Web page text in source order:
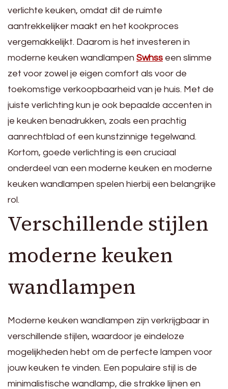
verlichte keuken, omdat dit de ruimte
aantrekkelijker maakt en het kookproces
vergemakkelijkt. Daarom is het investeren in
moderne keuken wandlampen Swhss een slimme
zet voor zowel je eigen comfort als voor de
toekomstige verkoopbaarheid van je huis. Met de
juiste verlichting kun je ook bepaalde accenten in
je keuken benadrukken, zoals een prachtig
aanrechtblad of een kunstzinnige tegelwand.
Kortom, goede verlichting is een cruciaal
onderdeel van een moderne keuken en moderne
keuken wandlampen spelen hierbij een belangrijke
rol.
Verschillende stijlen
moderne keuken
wandlampen
Moderne keuken wandlampen zijn verkrijgbaar in
verschillende stijlen, waardoor je eindeloze
mogelijkheden hebt om de perfecte lampen voor
jouw keuken te vinden. Een populaire stijl is de
minimalistische wandlamp, die strakke lijnen en